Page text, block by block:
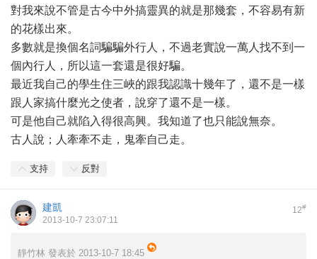
對我來說不管是古今中外搞靈異的就是那幾套，不容易有新
的花樣出來。
多數就是換個名詞騙騙外行人，不過老實說一萬人找不到一
個內行人，所以這一套還是很好騙。
最近我自己的學生住三峽的跟我認識十幾年了，還不是一樣
跟人家搞什麼光之使者，說穿了還不是一樣。
可是他自己就陷入得很高興。我知道了也只能說無奈。
古人說；人牽牽不走，鬼牽自己走。
支持 反對
12#
建凱
2013-10-7 23:07:11
靜竹林 發表於 2013-10-7 18:45